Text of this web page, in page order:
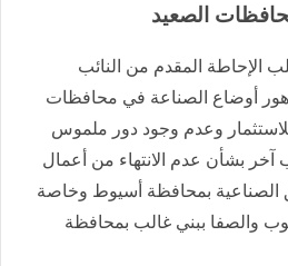
الصعيد
الإحاطة المقدم من النائب
أوضاع الصناعة في محافظات
وعدم وجود دور ملموس
آخر بشأن عدم الانتهاء من أعمال
الصناعية بمحافظة أسيوط وخاصة
والصفا ببني غالب بمحافظة